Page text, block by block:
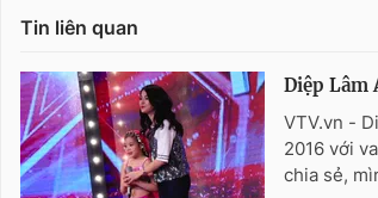
Tin liên quan
Diệp Lâm
VTV.vn -
2016 với
chia sẻ,